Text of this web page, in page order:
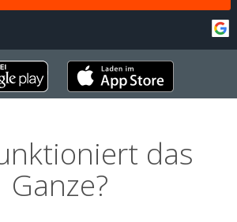
das
Ganze?